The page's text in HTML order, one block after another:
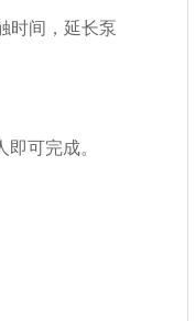
时间，延长泵
可完成。